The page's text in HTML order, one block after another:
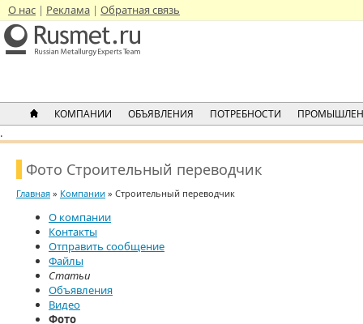
О нас Реклама Обратная связь
КОМПАНИИ ОБЪЯВЛЕНИЯ ПОТРЕБНОСТИ
.
Фото Строительный переводчик
Главная » Компании » Строительный переводчик
О компании
Контакты
Отправить сообщение
Файлы
Статьи
Объявления
Видео
Фото